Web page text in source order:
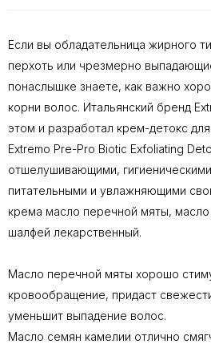
Если вы обладательница жирного
перхоть или чрезмерно
понаслышке знаете, как важно
корни волос. Итальянский бренд
этом и разработал крем-детокс
Extremo Pre-Pro Biotic Exfoliating
отшелушивающими,
питательными и увлажняющими
крема масло перечной мяты,
шалфей лекарственный.
Масло перечной мяты хорошо
кровообращение, придаст
уменьшит выпадение волос.
Масло семян камелии отлично